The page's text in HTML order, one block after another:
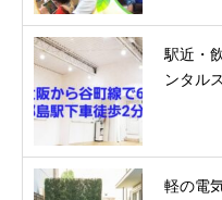
駅近・
ンタル
軽の電